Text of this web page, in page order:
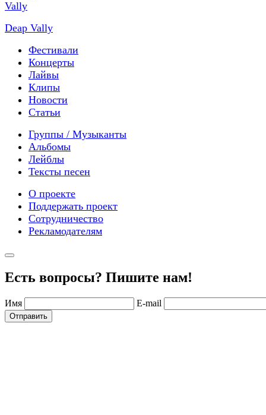
Deap Vally
Фестивали
Концерты
Лайвы
Клипы
Новости
Статьи
Группы / Музыканты
Альбомы
Лейблы
Тексты песен
О проекте
Поддержать проект
Сотрудничество
Рекламодателям
Есть вопросы? Пишите нам!
Имя E-mail